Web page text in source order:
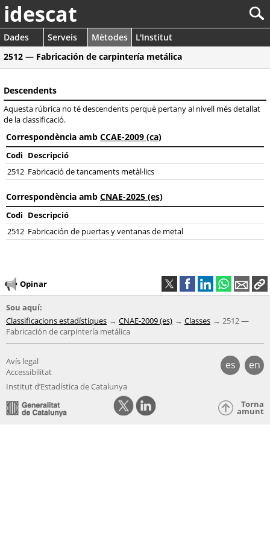
idescat
Dades Serveis Mètodes
L'Institut
2512 — Fabricación de carpintería metálica
Descendents
Aquesta rúbrica no té descendents perquè pertany al nivell més detallat
de la classificació.
Correspondència amb CCAE-2009 (ca)
Codi Descripció
2512 Fabricació de tancaments metàl·lics
Correspondència amb CNAE-2025 (es)
Codi Descripció
2512 Fabricación de puertas y ventanas de metal
Opinar
Sou aquí:
Classificacions estadístiques
CNAE-2009 (es) Classes
2512 —
Fabricación de carpintería metálica
es en
Avís legal
Accessibilitat
Institut d’Estadística de Catalunya
Torna
amunt